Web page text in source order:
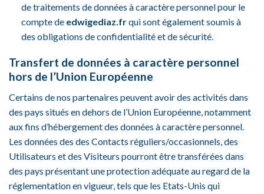
de traitements de données à caractère personnel pour le
compte de edwigediaz.frqui sont également soumis à
des obligations de confidentialité et de sécurité.
Transfert de données à caractère personnel
hors de l’Union Européenne
Certains de nos partenaires peuvent avoir des activités dans
des pays situés en dehors de l’Union Européenne, notamment
aux fins d’hébergement des données à caractère personnel.
Les données des des Contacts réguliers/occasionnels, des
Utilisateurs et des Visiteurs pourront être transférées dans
des pays présentant une protection adéquate au regard de la
réglementation en vigueur, tels que les Etats-Unis qui